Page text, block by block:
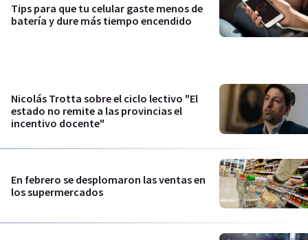
Tips para que tu celular gaste menos de
batería y dure más tiempo encendido
Nicolás Trotta sobre el ciclo lectivo "El
estado no remite a las provincias el
incentivo docente"
En febrero se desplomaron las ventas en
los supermercados